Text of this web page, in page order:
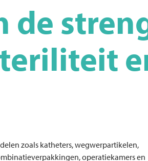
de
zoals katheters, wegwerpartikelen,
operatiekamers en